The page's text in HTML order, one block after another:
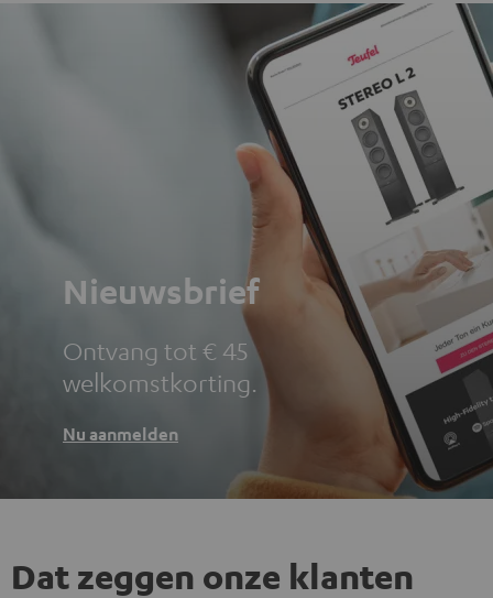
Nieuwsbrief
Ontvang tot € 45
welkomstkorting.
Nu aanmelden
Dat zeggen onze klanten